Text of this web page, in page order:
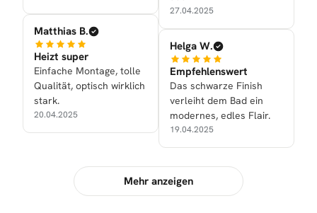
Matthias B.
Heizt super
Einfache Montage, tolle
Qualität, optisch wirklich
stark.
20.04.2025
27.04.2025
Helga W.
Empfehlenswert
Das schwarze Finish
verleiht dem Bad ein
modernes, edles Flair.
19.04.2025
Mehr anzeigen